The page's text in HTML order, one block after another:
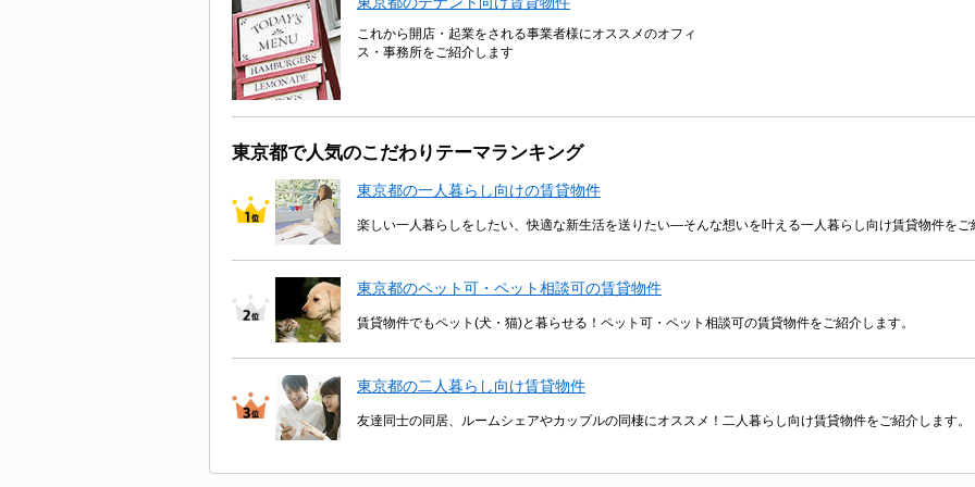
これから開店・起業をされる事業者様にオススメのオフィ
ス・事務所をご紹介します
東京都で人気のこだわりテーマランキング
東京都の一人暮らし向けの賃貸物件
楽しい一人暮らしをしたい、快適な新生活を送りたい―そんな想いを叶える一人暮らし向け賃貸物件をご
東京都のペット可・ペット相談可の賃貸物件
賃貸物件でもペット(犬・猫)と暮らせる！ペット可・ペット相談可の賃貸物件をご紹介します。
東京都の二人暮らし向け賃貸物件
友達同士の同居、ルームシェアやカップルの同棲にオススメ！二人暮らし向け賃貸物件をご紹介します。